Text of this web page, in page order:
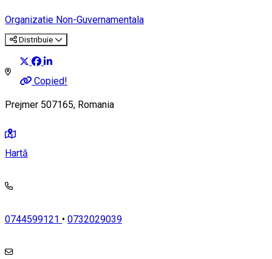
Organizatie Non-Guvernamentala
Distribuie
Copied!
Prejmer 507165, Romania
Hartă
0744599121 • 0732029039